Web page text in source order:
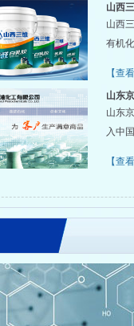
山西
山西
有机
【查
山东
山东
入中
【查